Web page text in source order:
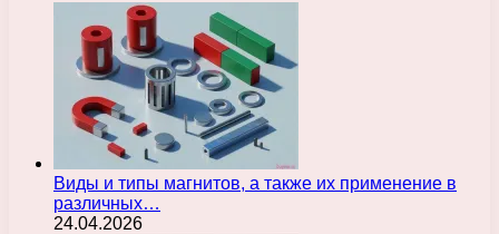
Виды и типы магнитов, а также их применение в
различных…
24.04.2026